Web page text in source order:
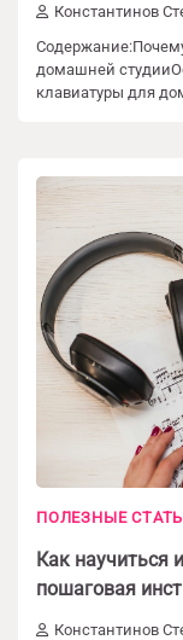
Константинов
домашней
клавиатуры для
ПОЛЕЗНЫЕ
Как научиться
пошаговая
Константинов
Добавить
Ваш адрес
Обязательные